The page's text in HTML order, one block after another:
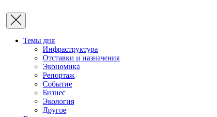
Темы дня
Инфраструктура
Отставки и назначения
Экономика
Репортаж
Событие
Бизнес
Экология
Другое